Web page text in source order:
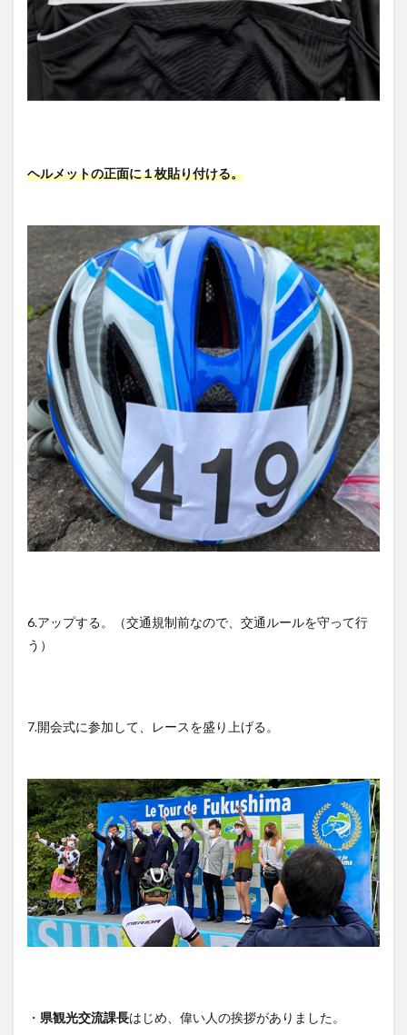
ヘルメットの正面に１枚貼り付ける。
6.アップする。（交通規制前なので、交通ルールを守って行
う）
7.開会式に参加して、レースを盛り上げる。
・ 県観光交流課長はじめ、偉い人の挨拶がありました。